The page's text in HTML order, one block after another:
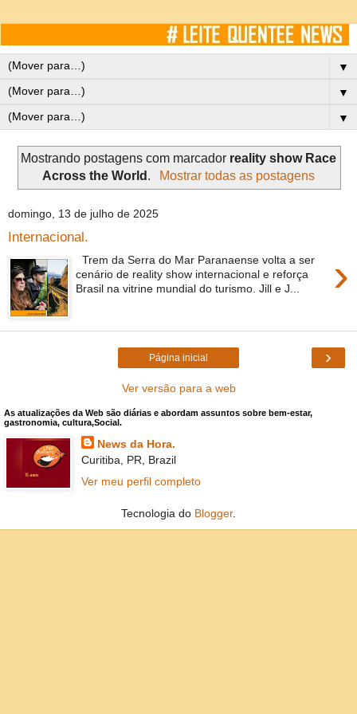
▼
▼
▼
Mostrando postagens com marcador reality show Race
Across the World . Mostrar todas as postagens
domingo, 13 de julho de 2025
Internacional.
›
Trem da Serra do Mar Paranaense volta a ser
cenário de reality show internacional e reforça
Brasil na vitrine mundial do turismo. Jill e J...
›
Página inicial
Ver versão para a web
As atualizações da Web são diárias e abordam assuntos sobre bem-estar,
gastronomia, cultura,Social.
News da Hora.
Curitiba, PR, Brazil
Ver meu perfil completo
Tecnologia do Blogger.